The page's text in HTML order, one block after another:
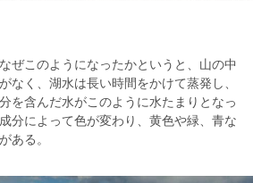
ぜこのようになったかというと、山の中
なく、湖水は長い時間をかけて蒸発し、
を含んだ水がこのように水たまりとなっ
分によって色が変わり、黄色や緑、青な
ある。